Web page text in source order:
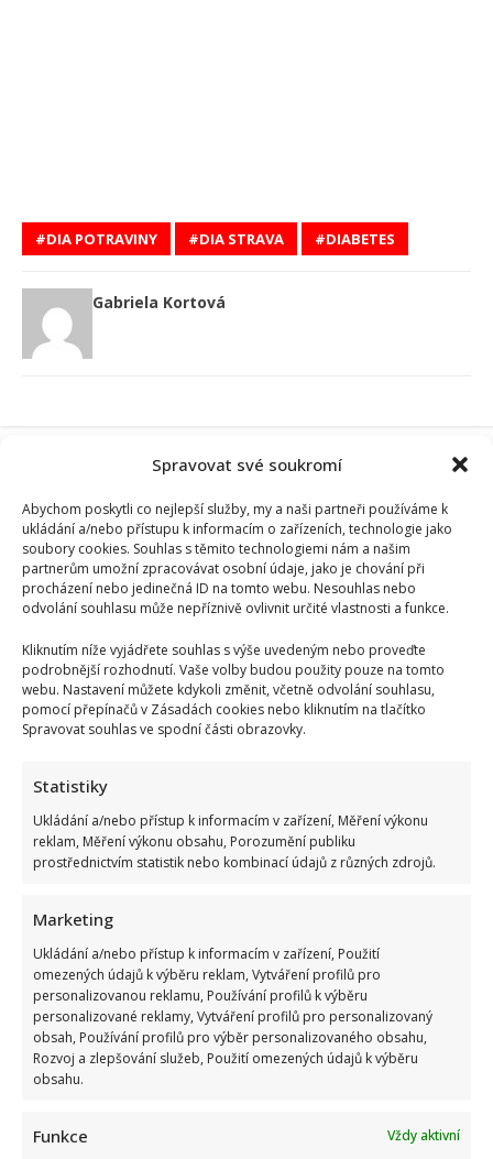
Spravovat své soukromí
Abychom poskytli co nejlepší služby, my a naši partneři používáme k
ukládání a/nebo přístupu k informacím o zařízeních, technologie jako
soubory cookies. Souhlas s těmito technologiemi nám a našim
partnerům umožní zpracovávat osobní údaje, jako je chování při
procházení nebo jedinečná ID na tomto webu. Nesouhlas nebo
odvolání souhlasu může nepříznivě ovlivnit určité vlastnosti a funkce.
Kliknutím níže vyjádřete souhlas s výše uvedeným nebo proveďte
podrobnější rozhodnutí. Vaše volby budou použity pouze na tomto
webu. Nastavení můžete kdykoli změnit, včetně odvolání souhlasu,
pomocí přepínačů v Zásadách cookies nebo kliknutím na tlačítko
Spravovat souhlas ve spodní části obrazovky.
Statistiky
Ukládání a/nebo přístup k informacím v zařízení, Měření výkonu
reklam, Měření výkonu obsahu, Porozumění publiku
prostřednictvím statistik nebo kombinací údajů z různých zdrojů.
Marketing
Ukládání a/nebo přístup k informacím v zařízení, Použití
omezených údajů k výběru reklam, Vytváření profilů pro
personalizovanou reklamu, Používání profilů k výběru
personalizované reklamy, Vytváření profilů pro personalizovaný
obsah, Používání profilů pro výběr personalizovaného obsahu,
Rozvoj a zlepšování služeb, Použití omezených údajů k výběru
obsahu.
Funkce
Vždy aktivní
DIA POTRAVINY DIA STRAVA DIABETES
Gabriela Kortová
SOUVISEJÍCÍ ČLÁNKY
Celebrity
Tragický konec Františka Sahuly: Kytaristu Tří sester
mladíci ubili kvůli banálnímu sporu
7. 8. 2026